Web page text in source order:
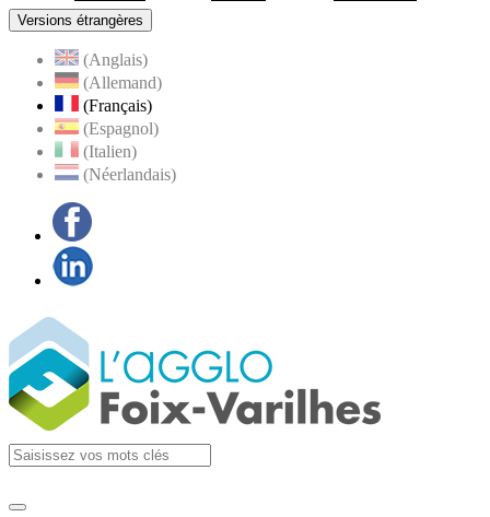
Versions étrangères
(Anglais)
(Allemand)
(Français)
(Espagnol)
(Italien)
(Néerlandais)
Agglo Foix-Varilhes